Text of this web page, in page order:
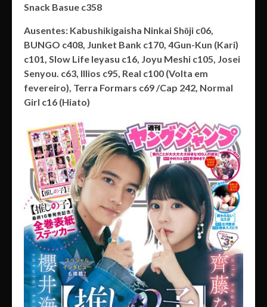
Snack Basue c358
Ausentes: Kabushikigaisha Ninkai Shōji c06,
BUNGO c408, Junket Bank c170, 4Gun-Kun (Kari)
c101, Slow Life Ieyasu c16, Joyu Meshi c105, Josei
Senyou. c63, Illios c95, Real c100 (Volta em
fevereiro), Terra Formars c69 /Cap 242, Normal
Girl c16 (Hiato)